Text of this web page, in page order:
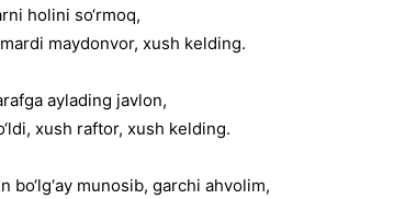
holini so‘rmoq,
maydonvor, xush kelding.
aylading javlon,
xush raftor, xush kelding.
bo‘lg‘ay munosib, garchi ahvolim,